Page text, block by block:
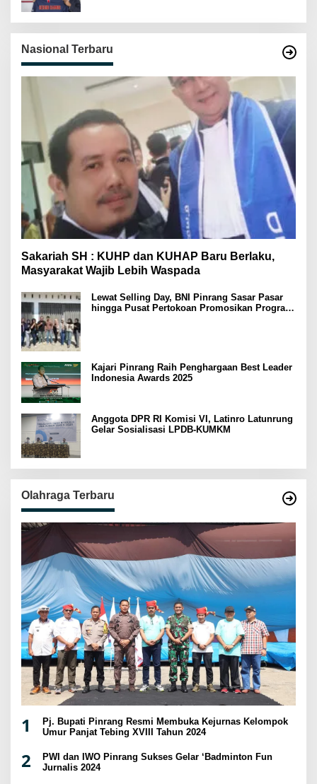
Nasional Terbaru
Sakariah SH : KUHP dan KUHAP Baru Berlaku,
Masyarakat Wajib Lebih Waspada
Lewat Selling Day, BNI Pinrang Sasar Pasar
hingga Pusat Pertokoan Promosikan Program
Kajari Pinrang Raih Penghargaan Best Leader
Indonesia Awards 2025
Anggota DPR RI Komisi VI, Latinro Latunrung
Gelar Sosialisasi LPDB-KUMKM
Olahraga Terbaru
1
Pj. Bupati Pinrang Resmi Membuka Kejurnas Kelompok
Umur Panjat Tebing XVIII Tahun 2024
2
PWI dan IWO Pinrang Sukses Gelar ‘Badminton Fun
Jurnalis 2024